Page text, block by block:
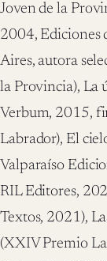
Joven de la
2004, Ediciones
Aires, autora
la Provincia), La
Verbum, 2015,
Labrador), El
Valparaíso
RIL Editores,
Textos, 2021),
(XXIV Premio